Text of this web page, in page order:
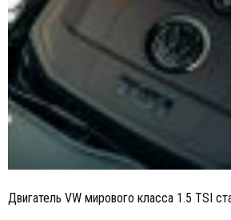
Двигатель VW мирового класса 1.5 TSI